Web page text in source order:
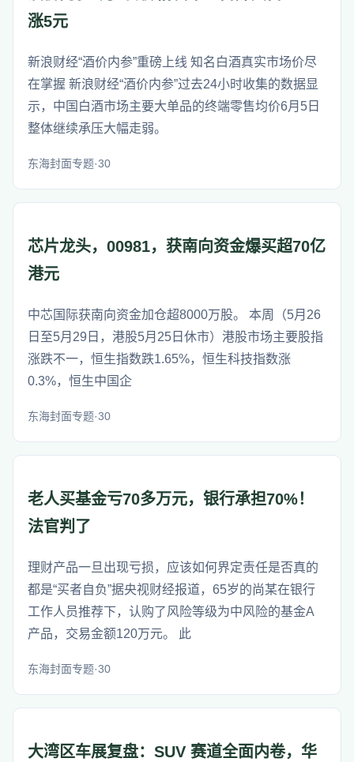
涨5元
新浪财经“酒价内参”重磅上线 知名白酒真实市场价尽
在掌握 新浪财经“酒价内参”过去24小时收集的数据显
示，中国白酒市场主要大单品的终端零售均价6月5日
整体继续承压大幅走弱。
东海封面专题·30
芯片龙头，00981，获南向资金爆买超70亿
港元
中芯国际获南向资金加仓超8000万股。 本周（5月26
日至5月29日，港股5月25日休市）港股市场主要股指
涨跌不一，恒生指数跌1.65%，恒生科技指数涨
0.3%，恒生中国企
东海封面专题·30
老人买基金亏70多万元，银行承担70%！
法官判了
理财产品一旦出现亏损，应该如何界定责任是否真的
都是“买者自负”据央视财经报道，65岁的尚某在银行
工作人员推荐下，认购了风险等级为中风险的基金A
产品，交易金额120万元。 此
东海封面专题·30
大湾区车展复盘：SUV 赛道全面内卷，华